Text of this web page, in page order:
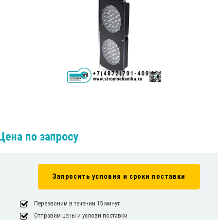
по запросу
Запросить условия и сроки поставки
Перезвоним в течении 15 минут
Отправим цены и услови поставки